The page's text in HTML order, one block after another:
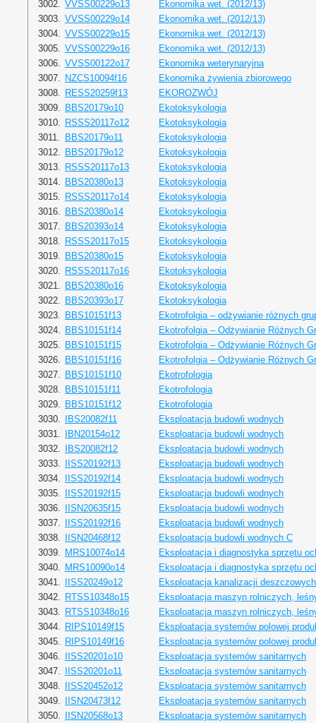
3002. VVSS00229o13
Ekonomika wet. (2012/13)
3003. VVSS00229o14
Ekonomika wet. (2012/13)
3004. VVSS00229o15
Ekonomika wet. (2012/13)
3005. VVSS00229o16
Ekonomika wet. (2012/13)
3006. VVSS00122o17
Ekonomika weterynaryjna
3007. NZCS10094f16
Ekonomika żywienia zbiorowego
3008. RESS20259f13
EKOROZWÓJ
3009. BBS20179o10
Ekotoksykologia
3010. RSSS20117o12
Ekotoksykologia
3011.
BBS20179o11
Ekotoksykologia
3012. BBS20179o12
Ekotoksykologia
3013. RSSS20117o13
Ekotoksykologia
3014. BBS20380o13
Ekotoksykologia
3015. RSSS20117o14
Ekotoksykologia
3016. BBS20380o14
Ekotoksykologia
3017. BBS20393o14
Ekotoksykologia
3018. RSSS20117o15
Ekotoksykologia
3019. BBS20380o15
Ekotoksykologia
3020. RSSS20117o16
Ekotoksykologia
3021. BBS20380o16
Ekotoksykologia
3022. BBS20393o17
Ekotoksykologia
3023. BBS10151f13
Ekotrofolgia – odżywianie różnych
3024. BBS10151f14
Ekotrofolgia – Odżywianie Różnych
3025. BBS10151f15
Ekotrofolgia – Odżywianie Różnych
3026. BBS10151f16
Ekotrofolgia – Odżywianie Różnych
3027. BBS10151f10
Ekotrofologia
3028. BBS10151f11
Ekotrofologia
3029. BBS10151f12
Ekotrofologia
3030.
IBS20082f11
Eksploatacja budowli wodnych
3031.
IBN20154o12
Eksploatacja budowli wodnych
3032.
IBS20082f12
Eksploatacja budowli wodnych
3033.
IISS20192f13
Eksploatacja budowli wodnych
3034.
IISS20192f14
Eksploatacja budowli wodnych
3035.
IISS20192f15
Eksploatacja budowli wodnych
3036.
IISN20635f15
Eksploatacja budowli wodnych
3037.
IISS20192f16
Eksploatacja budowli wodnych
3038.
IISN20468f12
Eksploatacja budowli wodnych C
3039. MRS10074o14
Eksploatacja i diagnostyka sprzętu
3040. MRS10090o14
Eksploatacja i diagnostyka sprzętu
3041.
IISS20249o12
Eksploatacja kanalizacji deszczowych
3042. RTSS10348o15
Eksploatacja maszyn rolniczych,
3043. RTSS10348o16
Eksploatacja maszyn rolniczych,
3044. RIPS10149f15
Eksploatacja systemów polowej
3045. RIPS10149f16
Eksploatacja systemów polowej
3046.
IISS20201o10
Eksploatacja systemów sanitarnych
3047.
IISS20201o11
Eksploatacja systemów sanitarnych
3048.
IISS20452o12
Eksploatacja systemów sanitarnych
3049.
IISN20473f12
Eksploatacja systemów sanitarnych
3050.
IISN20568o13 Eksploatacja systemów sanitarnych